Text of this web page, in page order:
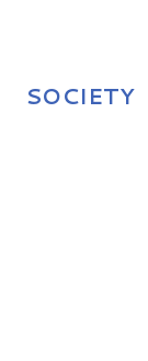
SOCIETY